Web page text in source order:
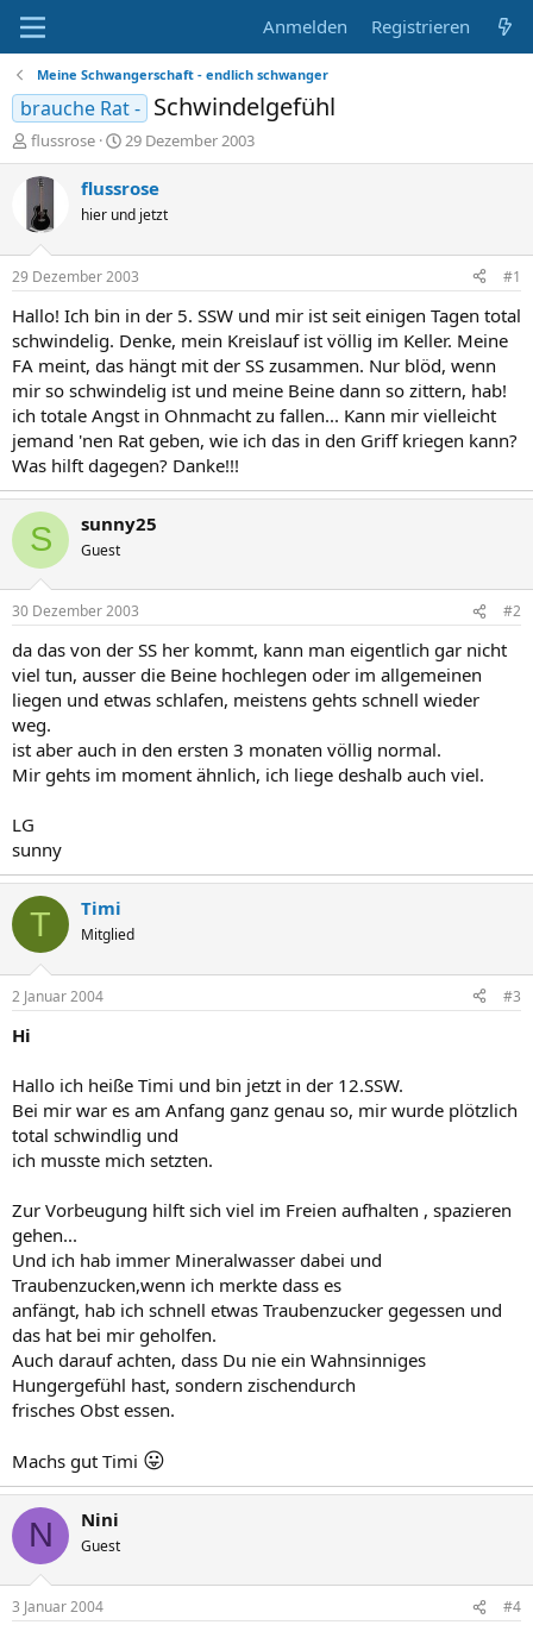
Anmelden Registrieren
Meine Schwangerschaft - endlich schwanger
brauche Rat - Schwindelgefühl
E
r
s
t
e
e
r
flussrose
E
r
s
e
l
t
a
m
29 Dezember 2003
flussrose
hier und jetzt
29 Dezember 2003 #1
Hallo! Ich bin in der 5. SSW und mir ist seit einigen Tagen total
schwindelig. Denke, mein Kreislauf ist völlig im Keller. Meine
FA meint, das hängt mit der SS zusammen. Nur blöd, wenn
mir so schwindelig ist und meine Beine dann so zittern, hab!
ich totale Angst in Ohnmacht zu fallen... Kann mir vielleicht
jemand 'nen Rat geben, wie ich das in den Griff kriegen kann?
Was hilft dagegen? Danke!!!
S sunny25
Guest
30 Dezember 2003 #2
da das von der SS her kommt, kann man eigentlich gar nicht
viel tun, ausser die Beine hochlegen oder im allgemeinen
liegen und etwas schlafen, meistens gehts schnell wieder
weg.
ist aber auch in den ersten 3 monaten völlig normal.
Mir gehts im moment ähnlich, ich liege deshalb auch viel.
LG
sunny
T Timi
Mitglied
2 Januar 2004 #3
Hi
Hallo ich heiße Timi und bin jetzt in der 12.SSW.
Bei mir war es am Anfang ganz genau so, mir wurde plötzlich
total schwindlig und
ich musste mich setzten.
Zur Vorbeugung hilft sich viel im Freien aufhalten , spazieren
gehen...
Und ich hab immer Mineralwasser dabei und
Traubenzucken,wenn ich merkte dass es
anfängt, hab ich schnell etwas Traubenzucker gegessen und
das hat bei mir geholfen.
Auch darauf achten, dass Du nie ein Wahnsinniges
Hungergefühl hast, sondern zischendurch
frisches Obst essen.
Machs gut Timi 😛
N Nini
Guest
3 Januar 2004 #4